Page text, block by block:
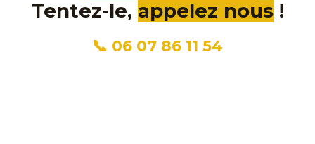
Tentez-le, appelez nous!
📞 06 07 86 11 54